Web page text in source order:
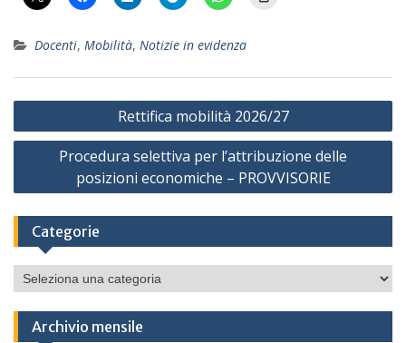
Docenti, Mobilità, Notizie in evidenza
Navigazione
articoli
Rettifica mobilità 2026/27
Procedura selettiva per l’attribuzione delle
posizioni economiche – PROVVISORIE
Categorie
Categorie
Archivio mensile